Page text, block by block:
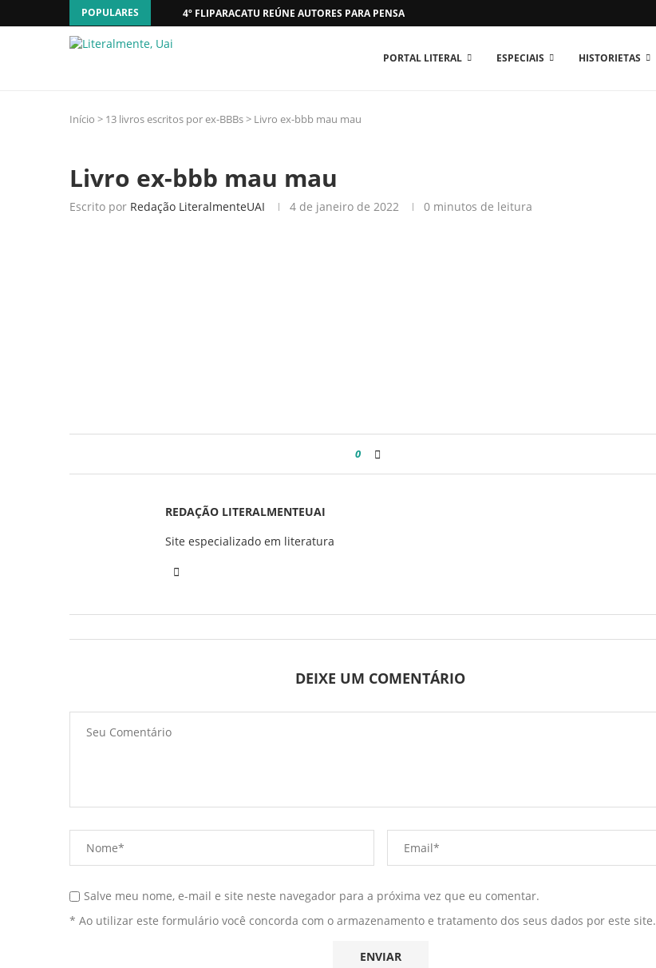
POPULARES 4º FLIPARACATU REÚNE AUTORES PARA PENSAR O MUNDO...
PORTAL LITERAL ESPECIAIS HISTORIETAS
Início > 13 livros escritos por ex-BBBs> Livro ex-bbb mau mau
Livro ex-bbb mau mau
Escrito por Redação LiteralmenteUAI 4 de janeiro de 2022 0 minutos de leitura
0
REDAÇÃO LITERALMENTEUAI
Site especializado em literatura
DEIXE UM COMENTÁRIO
Salve meu nome, e-mail e site neste navegador para a próxima vez que eu comentar.
* Ao utilizar este formulário você concorda com o armazenamento e tratamento dos seus dados por este site.